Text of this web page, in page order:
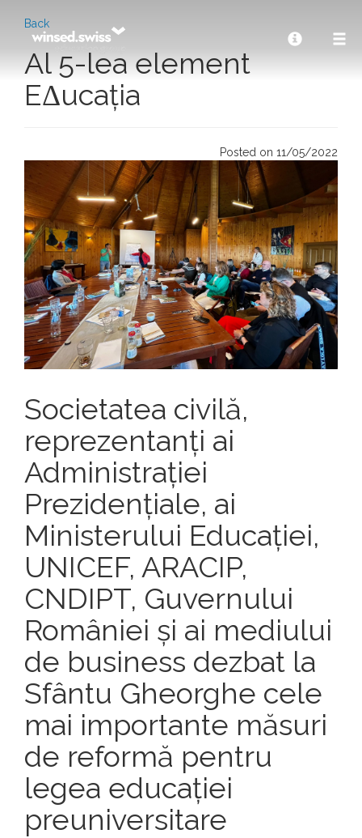
Back
Al 5-lea element
EΔucația
Posted on 11/05/2022
Societatea civilă,
reprezentanți ai
Administrației
Prezidențiale, ai
Ministerului Educației,
UNICEF, ARACIP,
CNDIPT, Guvernului
României și ai mediului
de business dezbat la
Sfântu Gheorghe cele
mai importante măsuri
de reformă pentru
legea educației
preuniversitare